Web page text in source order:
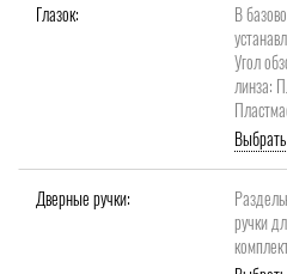
Глазок:
В
Угол
линза:
Дверные ручки:
ручки